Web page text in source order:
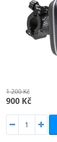
1 200 Kč
900 Kč